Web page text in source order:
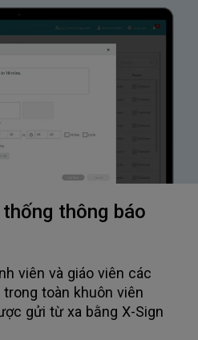
thông báo
viên và giáo viên các
toàn khuôn viên
gửi từ xa bằng X-Sign